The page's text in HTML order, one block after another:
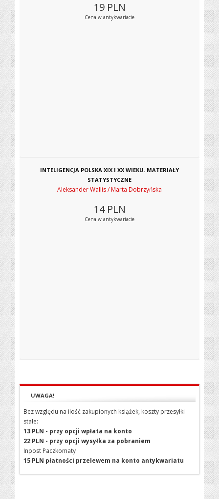
19 PLN
Cena w antykwariacie
INTELIGENCJA POLSKA XIX I XX WIEKU. MATERIAŁY
STATYSTYCZNE
Aleksander Wallis / Marta Dobrzyńska
14 PLN
Cena w antykwariacie
UWAGA!
Bez względu na ilość zakupionych książek, koszty przesyłki
stałe:
13 PLN - przy opcji wpłata na konto
22 PLN - przy opcji wysyłka za pobraniem
Inpost Paczkomaty
15 PLN płatności przelewem na konto antykwariatu